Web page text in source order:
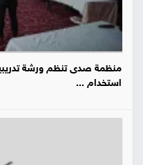
استخدام ...